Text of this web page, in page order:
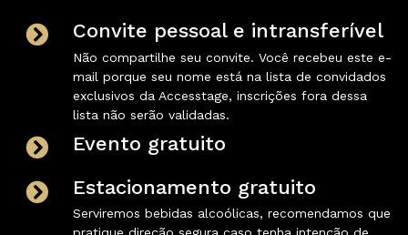
Convite pessoal e intransferível
Não compartilhe seu convite. Você recebeu este e-
mail porque seu nome está na lista de convidados
exclusivos da Accesstage, inscrições fora dessa
lista não serão validadas.
Evento gratuito
Estacionamento gratuito
Serviremos bebidas alcoólicas, recomendamos que